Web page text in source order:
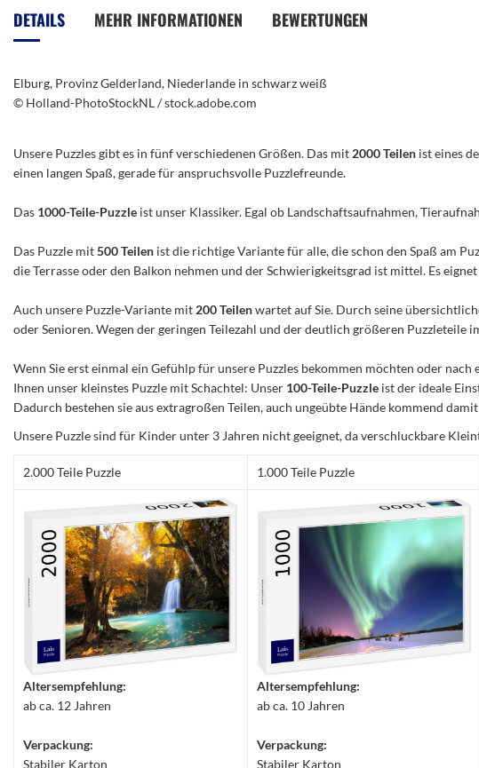
Bildergalerie
springen
DETAILS
Elburg, Provinz Gelderland, Niederlande in schwarz weiß
© Holland-PhotoStockNL / stock.adobe.com
MEHR INFORMATIONEN BEWERTUNGEN
Unsere Puzzles gibt es in fünf verschiedenen Größen. Das mit 2000 Teilen ist eines
einen langen Spaß, gerade für anspruchsvolle Puzzlefreunde.
Das 1000-Teile-Puzzle ist unser Klassiker. Egal ob Landschaftsaufnahmen,
Das Puzzle mit500 Teilen ist die richtige Variante für alle, die schon den Spaß am
die Terrasse oder den Balkon nehmen und der Schwierigkeitsgrad ist mittel. Es
Auch unsere Puzzle-Variante mit 200 Teilenwartet auf Sie. Durch seine
oder Senioren. Wegen der geringen Teilezahl und der deutlich größeren Puzzleteile
Wenn Sie erst einmal ein Gefühlp für unsere Puzzles bekommen möchten oder
Ihnen unser kleinstes Puzzle mit Schachtel: Unser 100-Teile-Puzzle ist der ideale
Dadurch bestehen sie aus extragroßen Teilen, auch ungeübte Hände kommend
Unsere Puzzle sind für Kinder unter 3 Jahren nicht geeignet, da verschluckbare
2.000 Teile Puzzle 1.000 Teile Puzzle
Altersempfehlung:
ab ca. 12 Jahren
Verpackung:
Stabiler Karton
Altersempfehlung:
ab ca. 10 Jahren
Verpackung:
Stabiler Karton